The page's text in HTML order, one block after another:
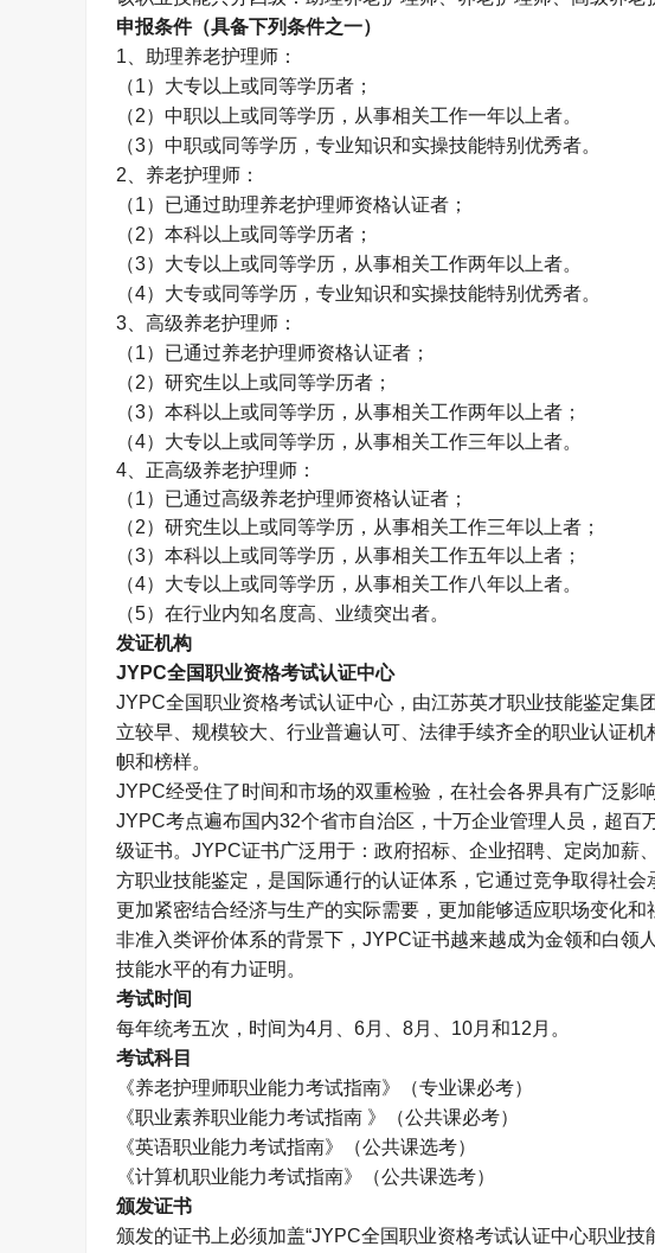
申报条件（具备下列条件之一）
1 、助理养老护理师：
（1）大专以上或同等学历者；
（2）中职以上或同等学历，从事相关工作一年以上者。
（3）中职或同等学历，专业知识和实操技能特别优秀者。
2 、养老护理师：
（1）已通过助理养老护理师资格认证者；
（2）本科以上或同等学历者；
（3）大专以上或同等学历，从事相关工作两年以上者。
（4）大专或同等学历，专业知识和实操技能特别优秀者。
3 、高级养老护理师：
（1）已通过养老护理师资格认证者；
（2）研究生以上或同等学历者；
（3）本科以上或同等学历，从事相关工作两年以上者；
（4）大专以上或同等学历，从事相关工作三年以上者。
4 、正高级养老护理师：
（1）已通过高级养老护理师资格认证者；
（2）研究生以上或同等学历，从事相关工作三年以上者；
（3）本科以上或同等学历，从事相关工作五年以上者；
（4）大专以上或同等学历，从事相关工作八年以上者。
（5）在行业内知名度高、业绩突出者。
发证机构
JYPC全国职业资格考试认证中心
JYPC全国职业资格考试认证中心，由江苏英才职业技能鉴定集
立较早、规模较大、行业普遍认可、法律手续齐全的职业认证机
帜和榜样。
JYPC经受住了时间和市场的双重检验，在社会各界具有广泛影响
JYPC考点遍布国内32个省市自治区，十万企业管理人员，超百
级证书。 JYPC证书广泛用于：政府招标、企业招聘、定岗加薪
方职业技能鉴定，是国际通行的认证体系，它通过竞争取得社会
更加紧密结合经济与生产的实际需要，更加能够适应职场变化和
非准入类评价体系的背景下， JYPC证书越来越成为金领和白领
技能水平的有力证明。
考试时间
每年统考五次，时间为4月、 6月、 8月、 10月和12 月。
考试科目
《养老护理师职业能力考试指南》（专业课必考）
《职业素养职业能力考试指南 》（公共课必考）
《英语职业能力考试指南》（公共课选考）
《计算机职业能力考试指南》（公共课选考）
颁发证书
颁发的证书上必须加盖“JYPC全国职业资格考试认证中心职业技